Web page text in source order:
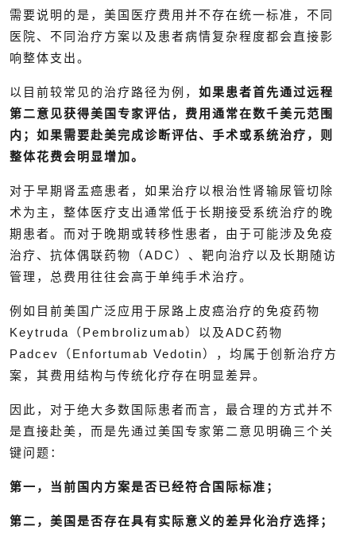
需要说明的是，美国医疗费用并不存在统一标准，不同
医院、不同治疗方案以及患者病情复杂程度都会直接影
响整体支出。
以目前较常见的治疗路径为例， 如果患者首先通过远程
第二意见获得美国专家评估，费用通常在数千美元范围
内；如果需要赴美完成诊断评估、手术或系统治疗，则
整体花费会明显增加。
对于早期肾盂癌患者，如果治疗以根治性肾输尿管切除
术为主，整体医疗支出通常低于长期接受系统治疗的晚
期患者。而对于晚期或转移性患者，由于可能涉及免疫
治疗、抗体偶联药物（ADC）、靶向治疗以及长期随访
管理，总费用往往会高于单纯手术治疗。
例如目前美国广泛应用于尿路上皮癌治疗的免疫药物
Keytruda（Pembrolizumab）以及ADC药物
Padcev（Enfortumab Vedotin），均属于创新治疗方
案，其费用结构与传统化疗存在明显差异。
因此，对于绝大多数国际患者而言，最合理的方式并不
是直接赴美，而是先通过美国专家第二意见明确三个关
键问题：
第一，当前国内方案是否已经符合国际标准；
第二，美国是否存在具有实际意义的差异化治疗选择；